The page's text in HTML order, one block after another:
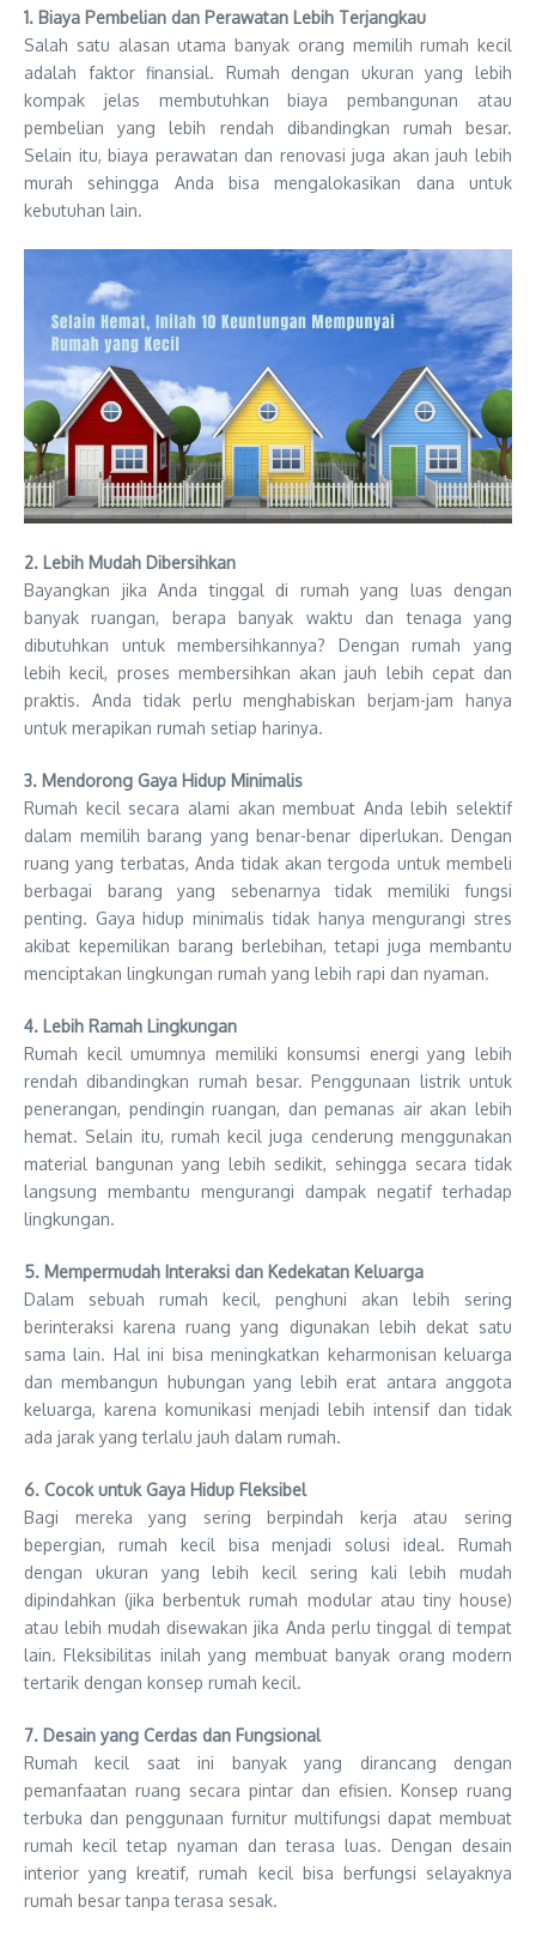
1. Biaya Pembelian dan Perawatan Lebih Terjangkau
Salah satu alasan utama banyak orang memilih rumah kecil
adalah faktor finansial. Rumah dengan ukuran yang lebih
kompak jelas membutuhkan biaya pembangunan atau
pembelian yang lebih rendah dibandingkan rumah besar.
Selain itu, biaya perawatan dan renovasi juga akan jauh lebih
murah sehingga Anda bisa mengalokasikan dana untuk
kebutuhan lain.
2. Lebih Mudah Dibersihkan
Bayangkan jika Anda tinggal di rumah yang luas dengan
banyak ruangan, berapa banyak waktu dan tenaga yang
dibutuhkan untuk membersihkannya? Dengan rumah yang
lebih kecil, proses membersihkan akan jauh lebih cepat dan
praktis. Anda tidak perlu menghabiskan berjam-jam hanya
untuk merapikan rumah setiap harinya.
3. Mendorong Gaya Hidup Minimalis
Rumah kecil secara alami akan membuat Anda lebih selektif
dalam memilih barang yang benar-benar diperlukan. Dengan
ruang yang terbatas, Anda tidak akan tergoda untuk membeli
berbagai barang yang sebenarnya tidak memiliki fungsi
penting. Gaya hidup minimalis tidak hanya mengurangi stres
akibat kepemilikan barang berlebihan, tetapi juga membantu
menciptakan lingkungan rumah yang lebih rapi dan nyaman.
4. Lebih Ramah Lingkungan
Rumah kecil umumnya memiliki konsumsi energi yang lebih
rendah dibandingkan rumah besar. Penggunaan listrik untuk
penerangan, pendingin ruangan, dan pemanas air akan lebih
hemat. Selain itu, rumah kecil juga cenderung menggunakan
material bangunan yang lebih sedikit, sehingga secara tidak
langsung membantu mengurangi dampak negatif terhadap
lingkungan.
5. Mempermudah Interaksi dan Kedekatan Keluarga
Dalam sebuah rumah kecil, penghuni akan lebih sering
berinteraksi karena ruang yang digunakan lebih dekat satu
sama lain. Hal ini bisa meningkatkan keharmonisan keluarga
dan membangun hubungan yang lebih erat antara anggota
keluarga, karena komunikasi menjadi lebih intensif dan tidak
ada jarak yang terlalu jauh dalam rumah.
6. Cocok untuk Gaya Hidup Fleksibel
Bagi mereka yang sering berpindah kerja atau sering
bepergian, rumah kecil bisa menjadi solusi ideal. Rumah
dengan ukuran yang lebih kecil sering kali lebih mudah
dipindahkan (jika berbentuk rumah modular atau tiny house)
atau lebih mudah disewakan jika Anda perlu tinggal di tempat
lain. Fleksibilitas inilah yang membuat banyak orang modern
tertarik dengan konsep rumah kecil.
7. Desain yang Cerdas dan Fungsional
Rumah kecil saat ini banyak yang dirancang dengan
pemanfaatan ruang secara pintar dan efisien. Konsep ruang
terbuka dan penggunaan furnitur multifungsi dapat membuat
rumah kecil tetap nyaman dan terasa luas. Dengan desain
interior yang kreatif, rumah kecil bisa berfungsi selayaknya
rumah besar tanpa terasa sesak.